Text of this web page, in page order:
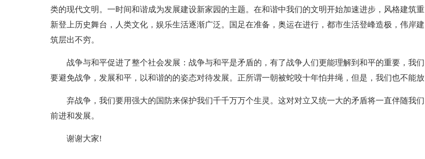
类的现代文明。一时间和谐成为发展建设新家园的主题。在和谐中我们的文明开始加速进步，风格建筑重
新登上历史舞台，人类文化，娱乐生活逐渐广泛。国足在准备，奥运在进行，都市生活登峰造极，伟岸建
筑层出不穷。
战争与和平促进了整个社会发展：战争与和平是矛盾的，有了战争人们更能理解到和平的重要，我们
要避免战争，发展和平，以和谐的的姿态对待发展。正所谓一朝被蛇咬十年怕井绳，但是，我们也不能放
弃战争，我们要用强大的国防来保护我们千千万万个生灵。这对对立又统一大的矛盾将一直伴随我们
前进和发展。
谢谢大家!